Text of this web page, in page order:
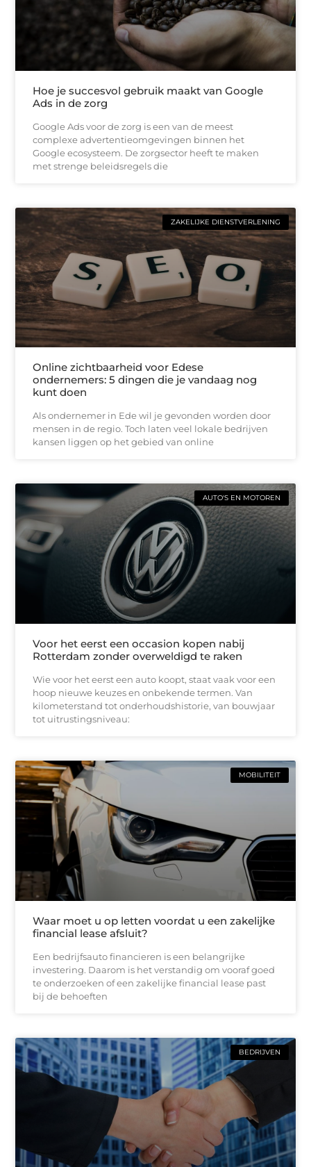
Hoe je succesvol gebruik maakt van Google
Ads in de zorg
Google Ads voor de zorg is een van de meest
complexe advertentieomgevingen binnen het
Google ecosysteem. De zorgsector heeft te maken
met strenge beleidsregels die
ZAKELIJKE DIENSTVERLENING
Online zichtbaarheid voor Edese
ondernemers: 5 dingen die je vandaag nog
kunt doen
Als ondernemer in Ede wil je gevonden worden door
mensen in de regio. Toch laten veel lokale bedrijven
kansen liggen op het gebied van online
AUTO'S EN MOTOREN
Voor het eerst een occasion kopen nabij
Rotterdam zonder overweldigd te raken
Wie voor het eerst een auto koopt, staat vaak voor een
hoop nieuwe keuzes en onbekende termen. Van
kilometerstand tot onderhoudshistorie, van bouwjaar
tot uitrustingsniveau:
MOBILITEIT
Waar moet u op letten voordat u een zakelijke
financial lease afsluit?
Een bedrijfsauto financieren is een belangrijke
investering. Daarom is het verstandig om vooraf goed
te onderzoeken of een zakelijke financial lease past
bij de behoeften
BEDRIJVEN